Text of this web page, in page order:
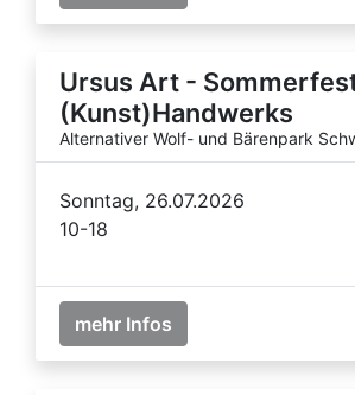
Ursus Art -
(Kunst)Handwerks
Alternativer Wolf- und Bärenpark
Sonntag, 26.07.2026
10-18
mehr Infos